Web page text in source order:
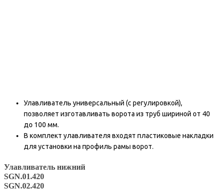
Улавливатель универсальный (с регулировкой),
позволяет изготавливать ворота из труб шириной от 40
до 100 мм.
В комплект улавливателя входят пластиковые накладки
для установки на профиль рамы ворот.
Улавливатель нижний
SGN.01.420
SGN.02.420